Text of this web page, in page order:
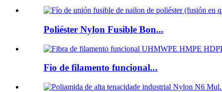
Poliéster Nylon Fusible Bon...
Fio de filamento funcional...